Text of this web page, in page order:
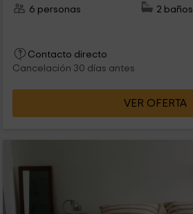
6 personas
2 baños
Contacto directo
Cancelación 30 días antes
VER OFERTA